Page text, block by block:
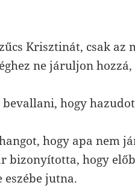
Krisztinát, csak az
ne járuljon
hogy
hogy apa nem
bizonyította, hogy
jutna.